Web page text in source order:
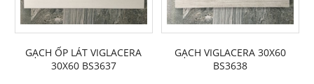
GẠCH ỐP LÁT VIGLACERA
30X60 BS3637
GẠCH VIGLACERA 30X60
BS3638